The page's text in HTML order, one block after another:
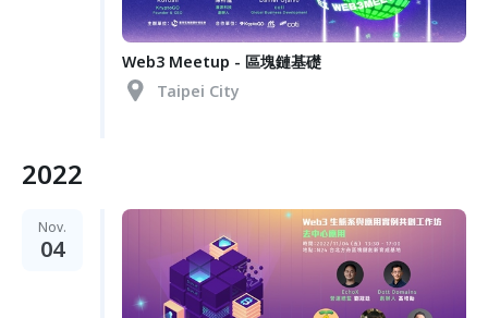
Web3 Meetup - 區塊鏈基礎
Taipei City
2022
Nov.
04